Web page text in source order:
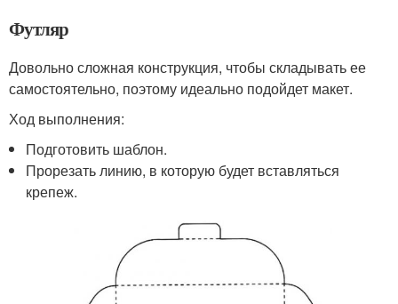
Футляр
Довольно сложная конструкция, чтобы складывать ее
самостоятельно, поэтому идеально подойдет макет.
Ход выполнения:
Подготовить шаблон.
Прорезать линию, в которую будет вставляться
крепеж.